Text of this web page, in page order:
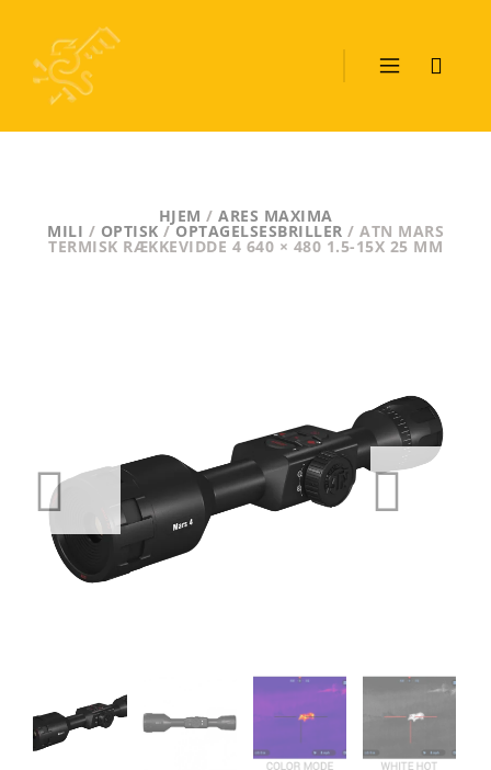
HJEM / ARES MAXIMA
MILI / OPTISK /OPTAGELSESBRILLER / ATN MARS
TERMISK RÆKKEVIDDE 4 640 × 480 1.5-15X 25 MM